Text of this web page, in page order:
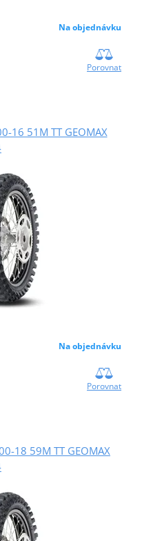
Na objednávku
Porovnat
16 51M TT GEOMAX
Na objednávku
Porovnat
18 59M TT GEOMAX